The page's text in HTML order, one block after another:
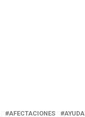
AFECTACIONES AYUDA